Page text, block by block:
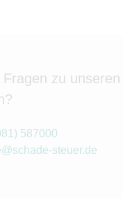
Fragen zu unseren
587000
steuer.de